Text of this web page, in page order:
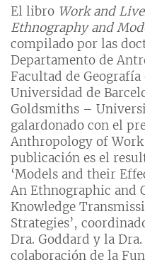
El libro Work and
Ethnography and
compilado por las
Departamento de
Facultad de
Universidad de
Goldsmiths –
galardonado con el
Anthropology of Work
publicación es el
‘Models and their
An Ethnographic and
Knowledge
Strategies’,
Dra. Goddard y la
colaboración de la